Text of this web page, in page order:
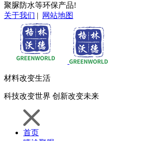
聚脲防水等环保产品!
关于我们 | 网站地图
材料改变生活
科技改变世界 创新改变未来
首页